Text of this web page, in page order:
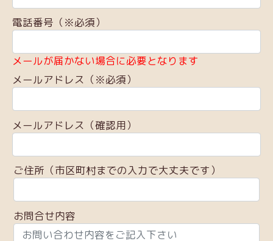
電話番号（※必須）
メールが届かない場合に必要となります
メールアドレス（※必須）
メールアドレス（確認用）
ご住所（市区町村までの入力で大丈夫です）
お問合せ内容